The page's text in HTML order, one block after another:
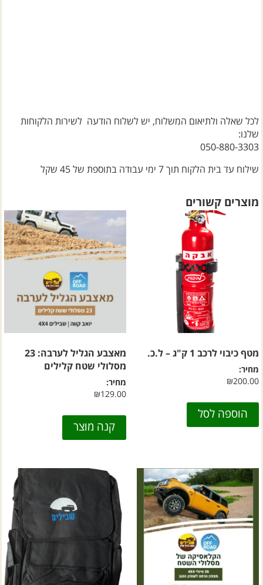
לכל שאלה ולתיאום המשלוח, יש לשלוח הודעה לשירות הלקוחות
שלנו:
שילוח עד בית הלקוח תוך 7 ימי עבודה בתוספת של 45 שקל
מוצרים קשורים
מטף כיבוי לרכב 1 ק"ג – ל.כ.
מחיר:
₪200.00
הוספה לסל
מאצבע הגליל לערבה: 23
מסלולי שטח קלילים
מחיר:
₪129.00
קנה מוצר